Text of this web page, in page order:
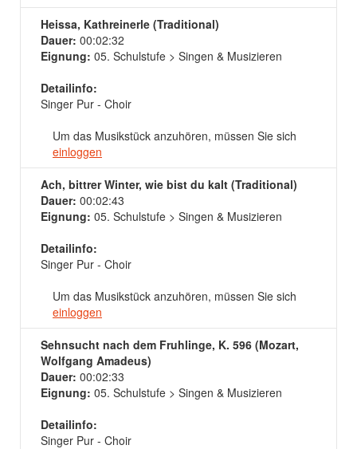
Heissa, Kathreinerle (Traditional)
Dauer: 00:02:32
Eignung: 05. Schulstufe > Singen & Musizieren
Detailinfo:
Singer Pur - Choir
Um das Musikstück anzuhören, müssen Sie sich
einloggen
Ach, bittrer Winter, wie bist du kalt (Traditional)
Dauer: 00:02:43
Eignung: 05. Schulstufe > Singen & Musizieren
Detailinfo:
Singer Pur - Choir
Um das Musikstück anzuhören, müssen Sie sich
einloggen
Sehnsucht nach dem Fruhlinge, K. 596 (Mozart,
Wolfgang Amadeus)
Dauer: 00:02:33
Eignung: 05. Schulstufe > Singen & Musizieren
Detailinfo:
Singer Pur - Choir